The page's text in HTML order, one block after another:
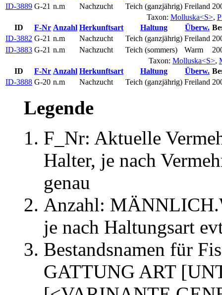
ID-3889 G-21 n.m Nachzucht Teich (ganzjährig) Freiland
Taxon: Molluska<S>,
ID
F-Nr Anzahl Herkunftsart Haltung Überw.
ID-3882 G-21 n.m Nachzucht Teich (ganzjährig) Freiland
ID-3883 G-21 n.m Nachzucht Teich (sommers) Warm
Taxon: Molluska<S>,
ID
F-Nr Anzahl Herkunftsart Haltung Überw.
ID-3888 G-20 n.m Nachzucht Teich (ganzjährig) Freiland
Legende
F_Nr: Aktuelle
Halter, je nach
genau
Anzahl:
je nach Haltungsart
Bestandsnamen für
GATTUNG ART